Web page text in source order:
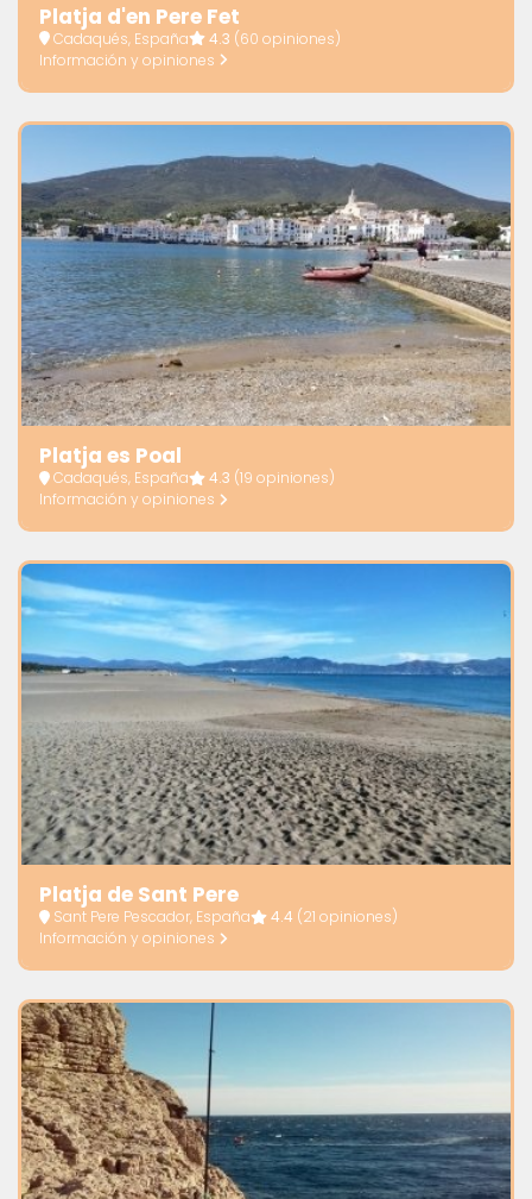
Platja d'en Pere Fet
Cadaqués, España 4.3 (60 opiniones)
Información y opiniones
Platja es Poal
Cadaqués, España 4.3 (19 opiniones)
Información y opiniones
Platja de Sant Pere
Sant Pere Pescador, España 4.4 (21 opiniones)
Información y opiniones